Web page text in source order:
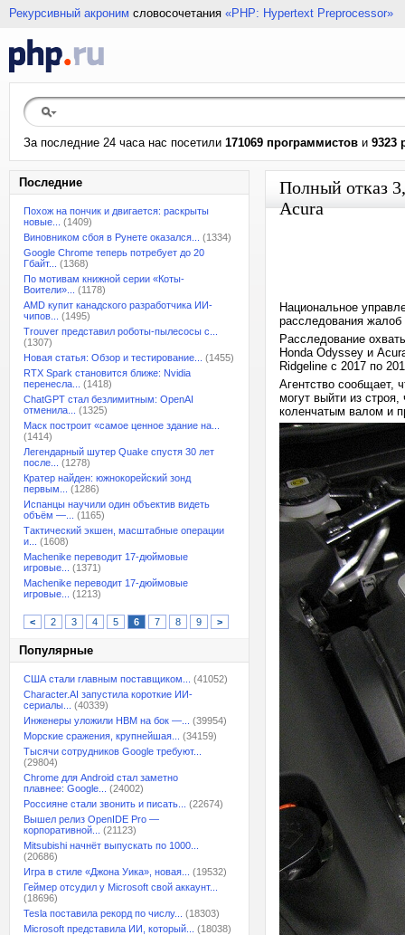
Рекурсивный акроним словосочетания «PHP: Hypertext Preprocessor»
За последние 24 часа нас посетили 171069 программистов и 9323
Последние
Похож на пончик и двигается: раскрыты
новые...
(1409)
Виновником сбоя в Рунете оказался...
(1334)
Google Chrome теперь потребует до 20
Гбайт...
(1368)
По мотивам книжной серии «Коты-
Воители»...
(1178)
AMD купит канадского разработчика ИИ-
чипов...
(1495)
Trouver представил роботы-пылесосы с...
(1307)
Новая статья: Обзор и тестирование...
(1455)
RTX Spark становится ближе: Nvidia
перенесла...
(1418)
ChatGPT стал безлимитным: OpenAI
отменила...
(1325)
Маск построит «самое ценное здание на...
(1414)
Легендарный шутер Quake спустя 30 лет
после...
(1278)
Кратер найден: южнокорейский зонд
первым...
(1286)
Испанцы научили один объектив видеть
объём —...
(1165)
Тактический экшен, масштабные операции
и...
(1608)
Machenike переводит 17-дюймовые
игровые...
(1371)
Machenike переводит 17-дюймовые
игровые...
(1213)
< 2 3 4 5 6 7 8 9 >
Популярные
США стали главным поставщиком...
(41052)
Character.AI запустила короткие ИИ-
сериалы...
(40339)
Инженеры уложили HBM на бок —...
(39954)
Морские сражения, крупнейшая...
(34159)
Тысячи сотрудников Google требуют...
(29804)
Chrome для Android стал заметно
плавнее: Google...
(24002)
Россияне стали звонить и писать...
(22674)
Вышел релиз OpenIDE Pro —
корпоративной...
(21123)
Mitsubishi начнёт выпускать по 1000...
(20686)
Игра в стиле «Джона Уика», новая...
(19532)
Геймер отсудил у Microsoft свой аккаунт...
(18696)
Tesla поставила рекорд по числу...
(18303)
Microsoft представила ИИ, который...
(18038)
Полный отказ
Acura
Национальное
расследования
Расследование
Honda Odyssey и
Ridgeline с 2017 по
Агентство сообщает,
могут выйти из
коленчатым валом и